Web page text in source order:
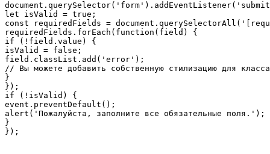
let isValid = true;
const requiredFields =
requiredFields.forEach(function(field) {
if (!field.value) {
isValid = false;
field.classList.add('error');
// Вы можете добавить собственную стилизацию для
}
});
if (!isValid) {
event.preventDefault();
alert('Пожалуйста, заполните все обязательные поля.');
}